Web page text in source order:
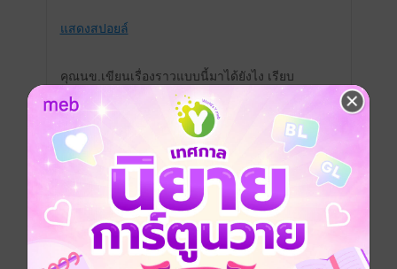
แสดงสปอยล์
คุณนข.เขียนเรื่องราวแบบนี้มาได้ยังไง เรียบ
เรียงได้น่าติดตาม และใช้ภาษาในการเขียนดี
มากๆ เดิมดีอยู่แล้ว พอเรื่องนี้มันแบบซับซ้อน
ลึกซึ้งมาก ถึงไม่ได้ละมุนหวานแบบเรียบง่าย
เหมือนทุกที แต่ตลค.ก็ยังคุยกันน่ารักตามสไตล์
คุณที่สองเลย
ชื่นชมมากๆคับ ขนาดเขียนอะไรซับซ้อนแบบ
นี้ยังดีเหมือนเดิมเลย เป็นกำลังใจให้เรื่องใหม่ๆ
ออกมาไวๆนะคับ